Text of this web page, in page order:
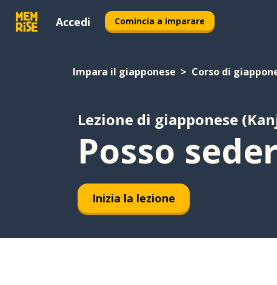
Accedi Comincia a imparare
Impara il giapponese Corso di
Lezione di giapponese
Posso
Inizia la lezione